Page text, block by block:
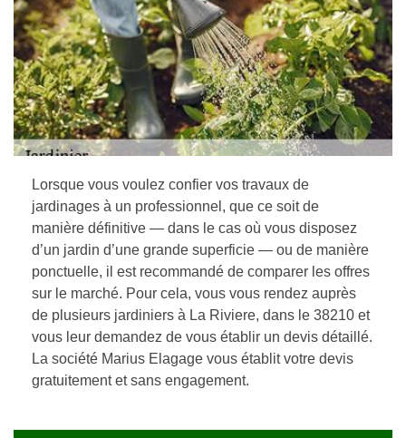
Lorsque vous voulez confier vos travaux de
jardinages à un professionnel, que ce soit de
manière définitive — dans le cas où vous disposez
d’un jardin d’une grande superficie — ou de manière
ponctuelle, il est recommandé de comparer les offres
sur le marché. Pour cela, vous vous rendez auprès
de plusieurs jardiniers à La Riviere, dans le 38210 et
vous leur demandez de vous établir un devis détaillé.
La société Marius Elagage vous établit votre devis
gratuitement et sans engagement.